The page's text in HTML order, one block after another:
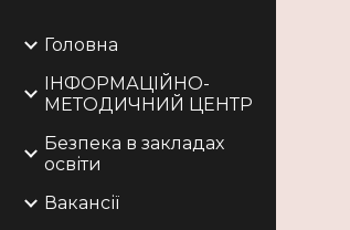
Головна
ІНФОРМАЦІЙНО-
МЕТОДИЧНИЙ ЦЕНТР
Безпека в закладах
освіти
Вакансії